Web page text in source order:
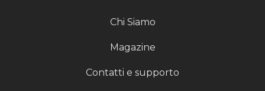
Chi Siamo
Magazine
Contatti e supporto